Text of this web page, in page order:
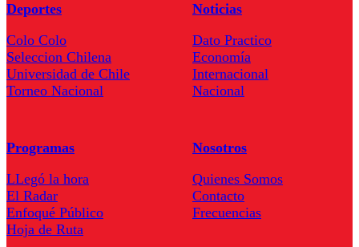
Deportes
Colo Colo
Seleccion Chilena
Universidad de Chile
Torneo Nacional
Noticias
Dato Practico
Economía
Internacional
Nacional
Programas
LLegó la hora
El Radar
Enfoqué Público
Hoja de Ruta
Nosotros
Quienes Somos
Contacto
Frecuencias